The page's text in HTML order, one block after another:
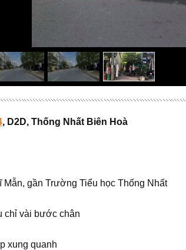
, D2D, Thống Nhất Biên Hoà
Mẫn, gần Trường Tiểu học Thống Nhất
chỉ vài bước chân
xung quanh